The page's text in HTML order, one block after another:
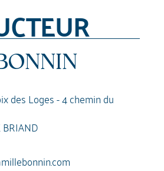
des Loges - 4 chemin du